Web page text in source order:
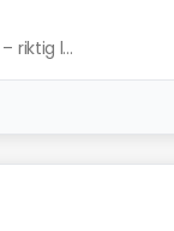
riktig l...